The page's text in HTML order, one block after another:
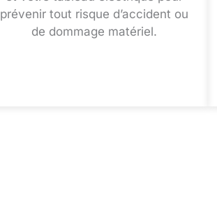
prévenir tout risque d’accident ou
de dommage matériel.